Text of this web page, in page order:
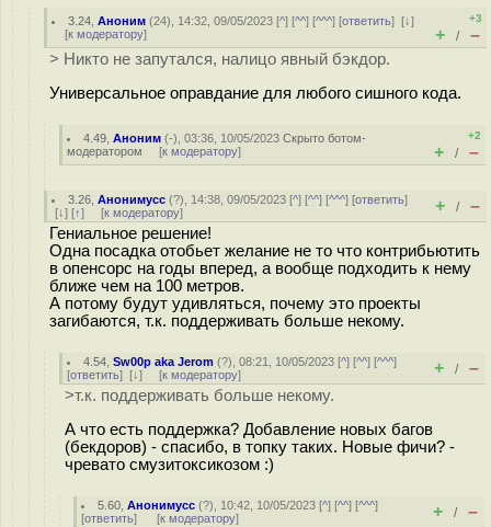
3.24 ,Аноним (24), 14:32, 09/05/2023 [^] [^^] [^^^] [ответить][↓]
[к модератору]
+3
+ / –
> Никто не запутался, налицо явный бэкдор.
Универсальное оправдание для любого сишного кода.
4.49 ,Аноним (-), 03:36, 10/05/2023Скрыто ботом-
модератором [к модератору]
+2
+ / –
3.26 ,Анонимусс (?), 14:38, 09/05/2023 [^] [^^] [^^^] [ответить]
[↓] [↑] [к модератору] + / –
Гениальное решение!
Одна посадка отобьет желание не то что контрибьютить
в опенсорс на годы вперед, а вообще подходить к нему
ближе чем на 100 метров.
А потому будут удивляться, почему это проекты
загибаются, т.к. поддерживать больше некому.
4.54 ,Sw00p aka Jerom (?), 08:21, 10/05/2023 [^] [^^] [^^^]
[ответить] [↓] [к модератору] + / –
>т.к. поддерживать больше некому.
А что есть поддержка? Добавление новых багов
(бекдоров) - спасибо, в топку таких. Новые фичи? -
чревато смузитоксикозом :)
5.60 ,Анонимусс (?), 10:42, 10/05/2023 [^] [^^] [^^^]
[ответить] [к модератору] + / –